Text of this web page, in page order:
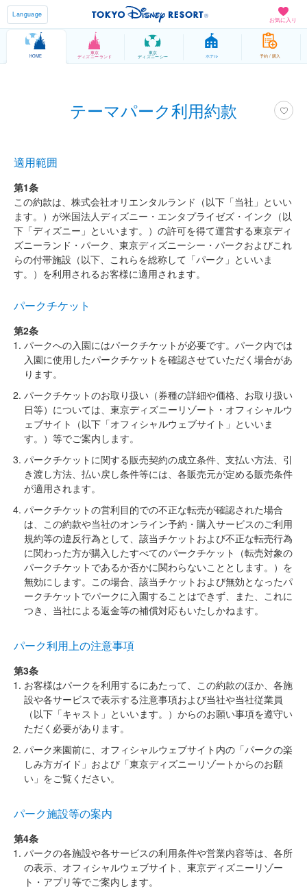
お気に入り
Language
HOME
東京
ディズニーランド
東京
ディズニーシー ホテル 予約 / 購入
テーマパーク利用約款
適用範囲
第1条
この約款は、株式会社オリエンタルランド（以下「当社」といい
ます。）が米国法人ディズニー・エンタプライゼズ・インク（以
下「ディズニー」といいます。）の許可を得て運営する東京ディ
ズニーランド・パーク、東京ディズニーシー・パークおよびこれ
らの付帯施設（以下、これらを総称して「パーク」といいま
す。）を利用されるお客様に適用されます。
パークチケット
第2条
パークへの入園にはパークチケットが必要です。パーク内では
入園に使用したパークチケットを確認させていただく場合があ
ります。
パークチケットのお取り扱い（券種の詳細や価格、お取り扱い
日等）については、東京ディズニーリゾート・オフィシャルウ
ェブサイト（以下「オフィシャルウェブサイト」といいま
す。）等でご案内します。
パークチケットに関する販売契約の成立条件、支払い方法、引
き渡し方法、払い戻し条件等には、各販売元が定める販売条件
が適用されます。
パークチケットの営利目的での不正な転売が確認された場合
は、この約款や当社のオンライン予約・購入サービスのご利用
規約等の違反行為として、該当チケットおよび不正な転売行為
に関わった方が購入したすべてのパークチケット（転売対象の
パークチケットであるか否かに関わらないこととします。）を
無効にします。この場合、該当チケットおよび無効となったパ
ークチケットでパークに入園することはできず、また、これに
つき、当社による返金等の補償対応もいたしかねます。
パーク利用上の注意事項
第3条
お客様はパークを利用するにあたって、この約款のほか、各施
設や各サービスで表示する注意事項および当社や当社従業員
（以下「キャスト」といいます。）からのお願い事項を遵守い
ただく必要があります。
パーク来園前に、オフィシャルウェブサイト内の「パークの楽
しみ方ガイド」および「東京ディズニーリゾートからのお願
い」をご覧ください。
パーク施設等の案内
第4条
パークの各施設や各サービスの利用条件や営業内容等は、各所
の表示、オフィシャルウェブサイト、東京ディズニーリゾー
ト・アプリ等でご案内します。